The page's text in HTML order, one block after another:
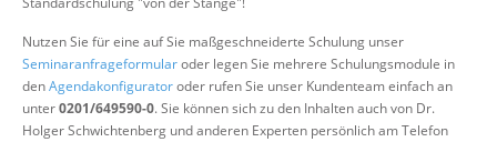
Nutzen Sie für eine auf Sie maßgeschneiderte Schulung unser
Seminaranfrageformularoder legen Sie mehrere Schulungsmodule in
denAgendakonfiguratoroder rufen Sie unser Kundenteam einfach an
unter0201/649590-0. Sie können sich zu den Inhalten auch von Dr.
Holger Schwichtenberg und anderen Experten persönlich am Telefon